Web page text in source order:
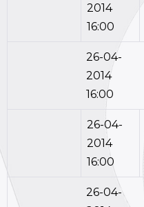
2014
16:00
26-04-
2014
16:00
26-04-
2014
16:00
26-04-